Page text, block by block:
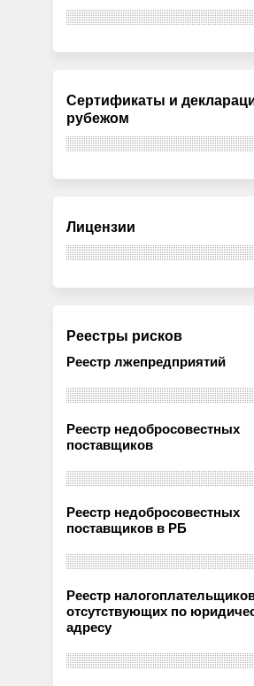
Сертификаты и
рубежом
Лицензии
Реестры рисков
Реестр лжепредприятий
Реестр недобросовестных
поставщиков
Реестр недобросовестных
поставщиков в РБ
Реестр
отсутствующих по
адресу